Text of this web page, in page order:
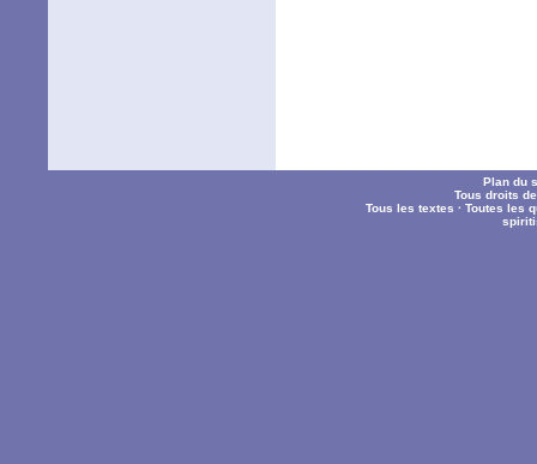
Plan du
Tous droits
Tous les textes ·Toutes les